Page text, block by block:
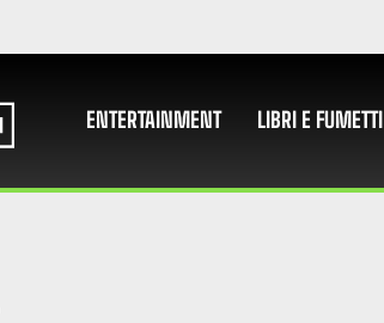
ENTERTAINMENT LIBRI E FUMETTI